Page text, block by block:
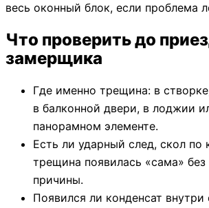
весь оконный блок, если проблема
Что проверить до
замерщика
Где именно трещина: в
в балконной двери, в лоджии
панорамном элементе.
Есть ли ударный след, скол по
трещина появилась «сама»
причины.
Появился ли конденсат внутри